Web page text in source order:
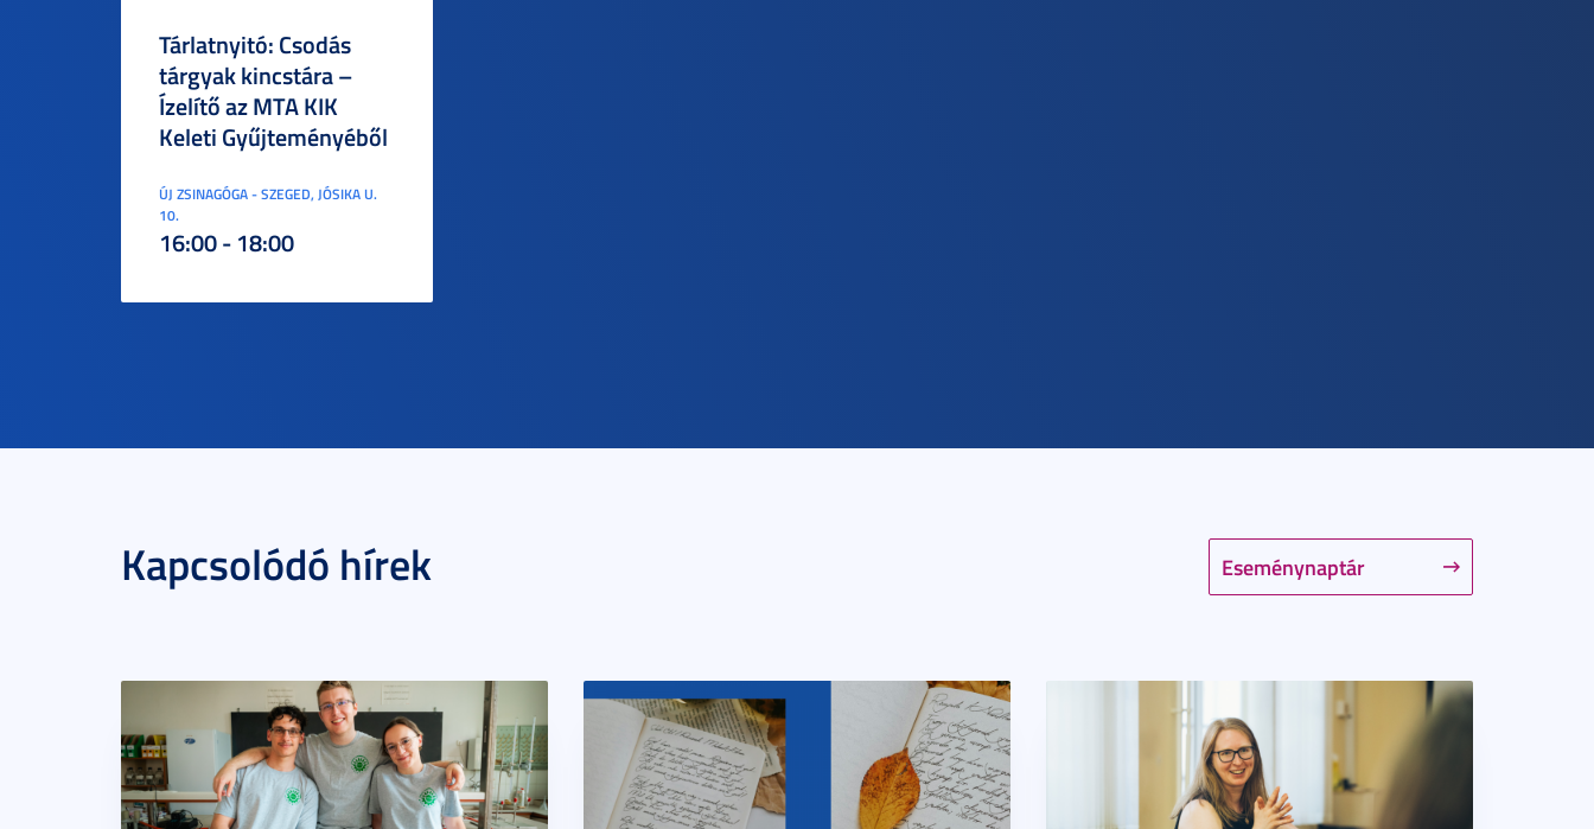
Tárlatnyitó: Csodás
tárgyak kincstára –
Ízelítő az MTA KIK
Keleti Gyűjteményéből
ÚJ ZSINAGÓGA - SZEGED, JÓSIKA U.
10.
16:00 - 18:00
Kapcsolódó hírek Eseménynaptár